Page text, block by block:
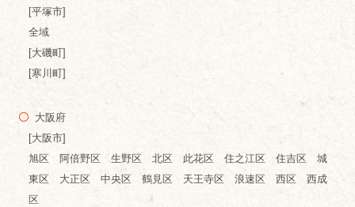
[平塚市]
全域
[大磯町]
[寒川町]
大阪府
[大阪市]
旭区 阿倍野区 生野区 北区 此花区 住之江区 住吉区 城
東区 大正区 中央区 鶴見区 天王寺区 浪速区 西区 西成
区